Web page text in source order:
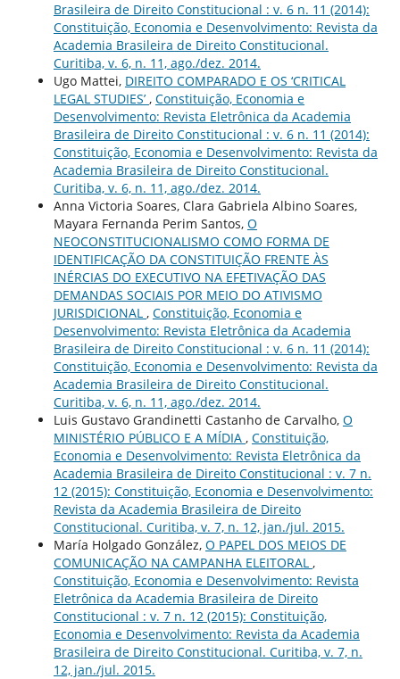
Brasileira de Direito Constitucional : v. 6 n. 11 (2014):
Constituição, Economia e Desenvolvimento: Revista da
Academia Brasileira de Direito Constitucional.
Curitiba, v. 6, n. 11, ago./dez. 2014.
Ugo Mattei, DIREITO COMPARADO E OS ‘CRITICAL
LEGAL STUDIES’ , Constituição, Economia e
Desenvolvimento: Revista Eletrônica da Academia
Brasileira de Direito Constitucional : v. 6 n. 11 (2014):
Constituição, Economia e Desenvolvimento: Revista da
Academia Brasileira de Direito Constitucional.
Curitiba, v. 6, n. 11, ago./dez. 2014.
Anna Victoria Soares, Clara Gabriela Albino Soares,
Mayara Fernanda Perim Santos, O
NEOCONSTITUCIONALISMO COMO FORMA DE
IDENTIFICAÇÃO DA CONSTITUIÇÃO FRENTE ÀS
INÉRCIAS DO EXECUTIVO NA EFETIVAÇÃO DAS
DEMANDAS SOCIAIS POR MEIO DO ATIVISMO
JURISDICIONAL , Constituição, Economia e
Desenvolvimento: Revista Eletrônica da Academia
Brasileira de Direito Constitucional : v. 6 n. 11 (2014):
Constituição, Economia e Desenvolvimento: Revista da
Academia Brasileira de Direito Constitucional.
Curitiba, v. 6, n. 11, ago./dez. 2014.
Luis Gustavo Grandinetti Castanho de Carvalho, O
MINISTÉRIO PÚBLICO E A MÍDIA , Constituição,
Economia e Desenvolvimento: Revista Eletrônica da
Academia Brasileira de Direito Constitucional : v. 7 n.
12 (2015): Constituição, Economia e Desenvolvimento:
Revista da Academia Brasileira de Direito
Constitucional. Curitiba, v. 7, n. 12, jan./jul. 2015.
María Holgado González, O PAPEL DOS MEIOS DE
COMUNICAÇÃO NA CAMPANHA ELEITORAL ,
Constituição, Economia e Desenvolvimento: Revista
Eletrônica da Academia Brasileira de Direito
Constitucional : v. 7 n. 12 (2015): Constituição,
Economia e Desenvolvimento: Revista da Academia
Brasileira de Direito Constitucional. Curitiba, v. 7, n.
12, jan./jul. 2015.